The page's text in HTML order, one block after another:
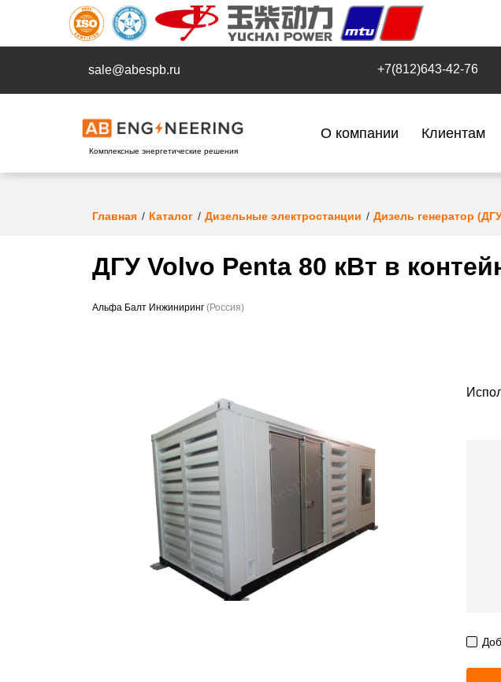
sale@abespb.ru +7(812)643-42-76
Комплексные энергетические решения
О компании Клиентам
Главная Каталог Дизельные электростанции Дизель генератор
ДГУ Volvo Penta 80 кВт в
Альфа Балт Инжиниринг (Россия)